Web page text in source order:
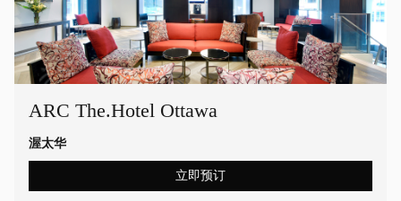
ARC The.Hotel Ottawa
渥太华
立即预订